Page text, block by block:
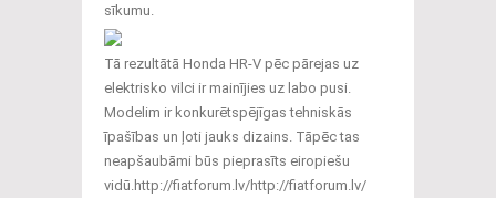
sīkumu.
Tā rezultātā Honda HR-V pēc pārejas uz
elektrisko vilci ir mainījies uz labo pusi.
Modelim ir konkurētspējīgas tehniskās
īpašības un ļoti jauks dizains. Tāpēc tas
neapšaubāmi būs pieprasīts eiropiešu
vidū.http://fiatforum.lv/http://fiatforum.lv/